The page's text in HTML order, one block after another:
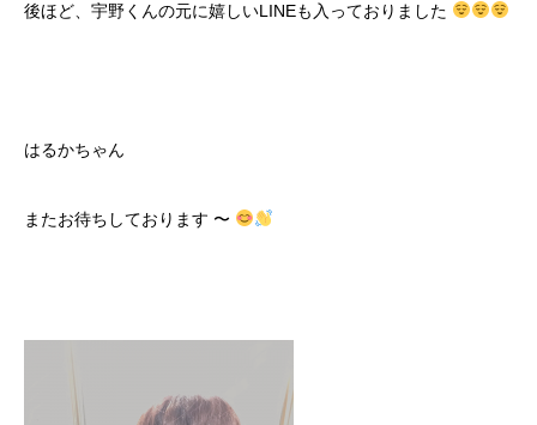
後ほど、宇野くんの元に嬉しいLINEも入っておりました
はるかちゃん
またお待ちしております 〜